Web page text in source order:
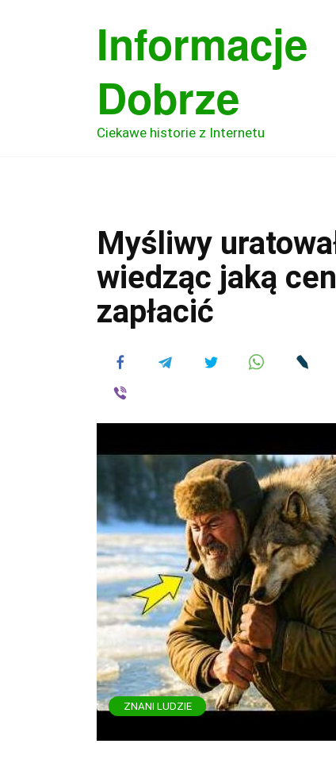
Informacje
Dobrze
Ciekawe historie z Internetu
Myśliwy
wiedząc jaką
zapłacić
ZNANI LUDZIE